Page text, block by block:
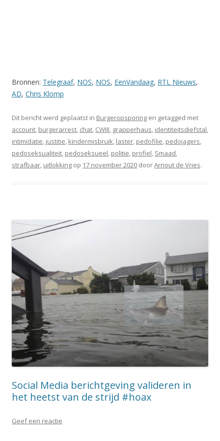
Bronnen: Telegraaf, NOS, NOS, EenVandaag, RTL Nieuws,
AD, Chris Klomp
Dit bericht werd geplaatst in Burgeropsporing en getagged met
account, burgerarrest, chat, CWIII, grapperhaus, identiteitsdiefstal,
intimidatie, justitie, kindermisbruik, laster, pedofilie, pedojagers,
pedoseksualiteit, pedoseksueel, politie, profiel, Smaad,
strafbaar, uitlokking op 17 november 2020 doorArnout de Vries.
Social Media berichtgeving valideren in
het heetst van de strijd #hoax
Geef een reactie